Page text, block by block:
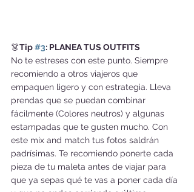
👗Tip #3: PLANEA TUS OUTFITS
No te estreses con este punto. Siempre
recomiendo a otros viajeros que
empaquen ligero y con estrategia. Lleva
prendas que se puedan combinar
fácilmente (Colores neutros) y algunas
estampadas que te gusten mucho. Con
este mix and match tus fotos saldrán
padrísimas. Te recomiendo ponerte cada
pieza de tu maleta antes de viajar para
que ya sepas qué te vas a poner cada día